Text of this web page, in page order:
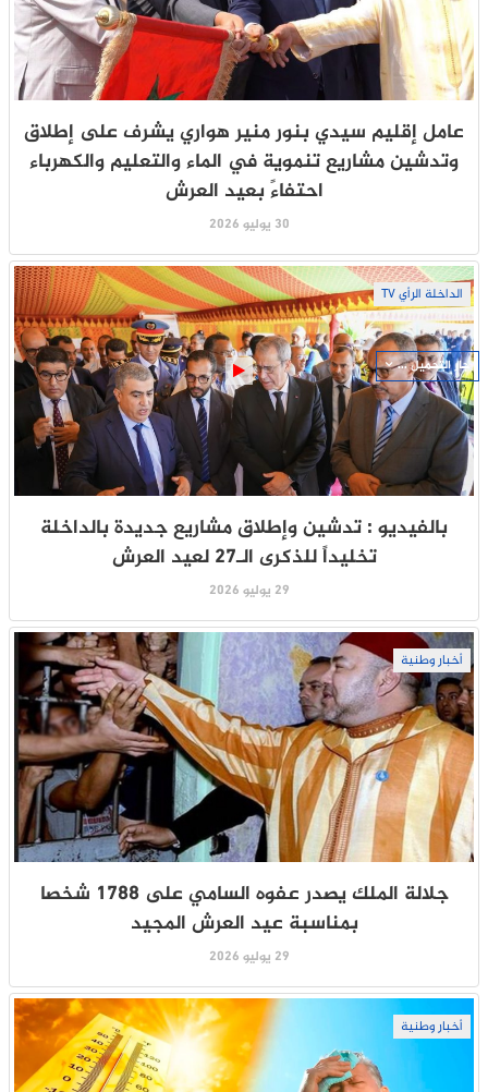
عامل إقليم سيدي بنور منير هواري يشرف على إطلاق
وتدشين مشاريع تنموية في الماء والتعليم والكهرباء
احتفاءً بعيد العرش
30 يوليو 2026
الداخلة الرأي TV
بالفيديو : تدشين وإطلاق مشاريع جديدة بالداخلة
تخليداً للذكرى الـ27 لعيد العرش
29 يوليو 2026
أخبار وطنية
جلالة الملك يصدر عفوه السامي على 1788 شخصا
بمناسبة عيد العرش المجيد
29 يوليو 2026
أخبار وطنية
جار التحميل ...